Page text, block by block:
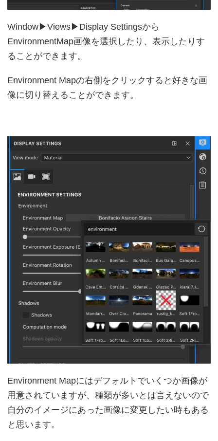
Window▶︎Views▶︎Display Settingsから
EnvironmentMap画像を選択したり、表示したりす
ることができます。
Environment Mapの右側をクリックすると好きな画
像に切り替えることができます。
Environment Mapにはデフォルトでいくつか画像が
用意されていますが、種類が多いとは言えないので
自分のイメージにあった画像に変更したい時もある
と思います。